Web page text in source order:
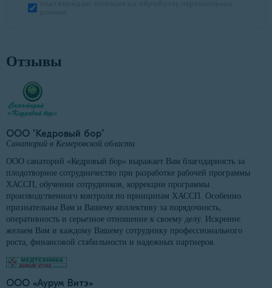
Отзывы
ООО "Кедровый бор"
Санаторий в Кемеровской области
ООО санаторий «Кедровый бор» выражает Вам благодарность за
плодотворное сотрудничество при разработке рабочей программы
ХАССП, обучении сотрудников, коррекции программы
производственного контроля по принципам ХАССП. Особенно
признательны Вам и Вашему коллективу за порядочность,
оперативность и серьезное отношение к своему делу. Искренне
желаем Вам и каждому Вашему сотруднику профессионального
роста, финансовой стабильности и надежных партнеров.
ООО «Аурум Витэ»